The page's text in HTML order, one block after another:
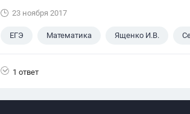
23 ноября 2017
ЕГЭ Математика Ященко И.В.
1 ответ